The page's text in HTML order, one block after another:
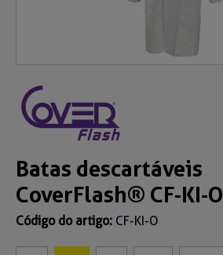
Batas descartáveis
CoverFlash® CF-KI-O
Código do artigo: CF-KI-O